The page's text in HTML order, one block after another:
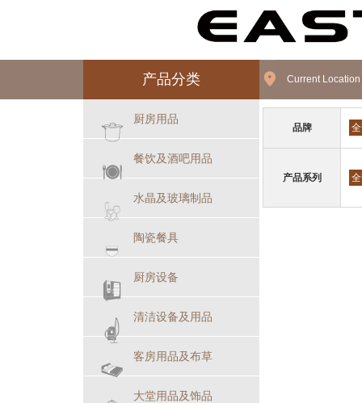
产品分类
厨房用品
餐饮及酒吧用品
水晶及玻璃制品
陶瓷餐具
厨房设备
清洁设备及用品
客房用品及布草
大堂用品及饰品
Current Location
品牌
产品系列